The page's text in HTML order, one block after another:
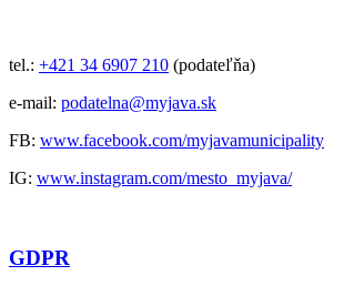
tel.: +421 34 6907 210 (podateľňa)
e-mail: podatelna@myjava.sk
FB: www.facebook.com/myjavamunicipality
IG: www.instagram.com/mesto_myjava/
GDPR